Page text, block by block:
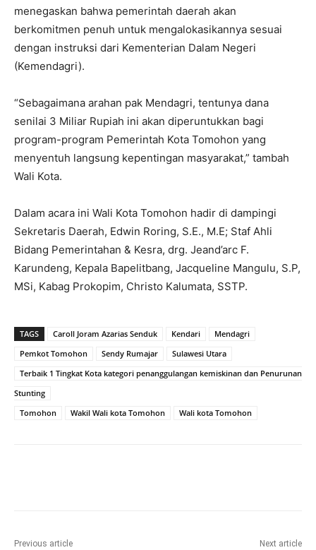
menegaskan bahwa pemerintah daerah akan
berkomitmen penuh untuk mengalokasikannya sesuai
dengan instruksi dari Kementerian Dalam Negeri
(Kemendagri).
“Sebagaimana arahan pak Mendagri, tentunya dana
senilai 3 Miliar Rupiah ini akan diperuntukkan bagi
program-program Pemerintah Kota Tomohon yang
menyentuh langsung kepentingan masyarakat,” tambah
Wali Kota.
Dalam acara ini Wali Kota Tomohon hadir di dampingi
Sekretaris Daerah, Edwin Roring, S.E., M.E; Staf Ahli
Bidang Pemerintahan & Kesra, drg. Jeand’arc F.
Karundeng, Kepala Bapelitbang, Jacqueline Mangulu, S.P,
MSi, Kabag Prokopim, Christo Kalumata, SSTP.
TAGS Caroll Joram Azarias Senduk Kendari
Mendagri
Pemkot Tomohon
Sendy Rumajar
Sulawesi Utara
Terbaik 1 Tingkat Kota kategori penanggulangan kemiskinan dan Penurunan
Stunting
Tomohon
Wakil Wali kota Tomohon Wali kota Tomohon
Previous article Next article